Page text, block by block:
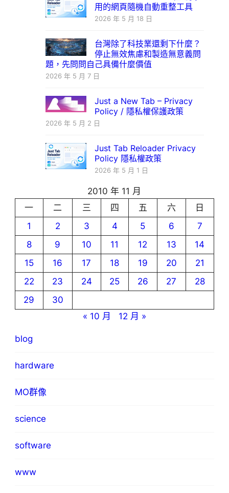
用的網頁隨機自動重整工具
2026 年 5 月 18 日
台灣除了科技業還剩下什麼？
停止無效焦慮和製造無意義問
題，先問問自己具備什麼價值
2026 年 5 月 7 日
Just a New Tab – Privacy
Policy / 隱私權保護政策
2026 年 5 月 2 日
Just Tab Reloader Privacy
Policy 隱私權政策
2026 年 5 月 1 日
2010 年 11 月
一
二 三 四 五 六
日
1
2 3 4 5 6
7
8
9 10 11 12 13
14
15
16 17 18 19 20
21
22
23 24 25 26 27
28
29
30
« 10 月
12 月 »
blog
hardware
MO群像
science
software
www